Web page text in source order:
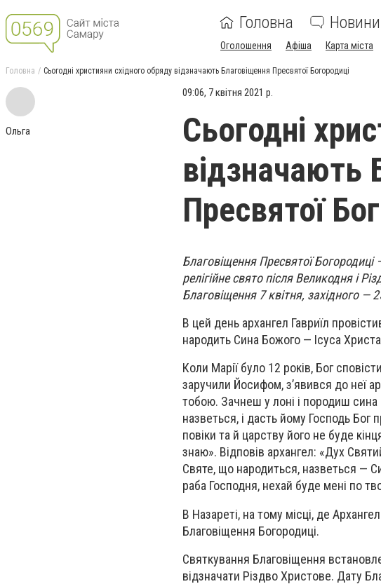
Головна Новини
Оголошення Афіша Карта міста
Головна Сьогодні християни східного обряду відзначають Благовіщення Пресвятої Богородиці
Ольга
09:06, 7 квітня 2021 р.
Сьогодні
відзначають
Пресвятої
Благовіщення Пресвятої
релігійне свято після Великодня і
Благовіщення 7 квітня, західного —
В цей день архангел Гавриїл
народить Сина Божого — Ісуса
Коли Марії було 12 років, Бог
заручили Йосифом, з’явився до неї
тобою. Зачнеш у лоні і породиш сина
назветься, і дасть йому Господь
повіки та й царству його не буде
знаю». Відповів архангел: «Дух
Святе, що народиться, назветься —
раба Господня, нехай буде мені по
В Назареті, на тому місці, де
Благовіщення Богородиці.
Святкування Благовіщення
відзначати Різдво Христове. Дату